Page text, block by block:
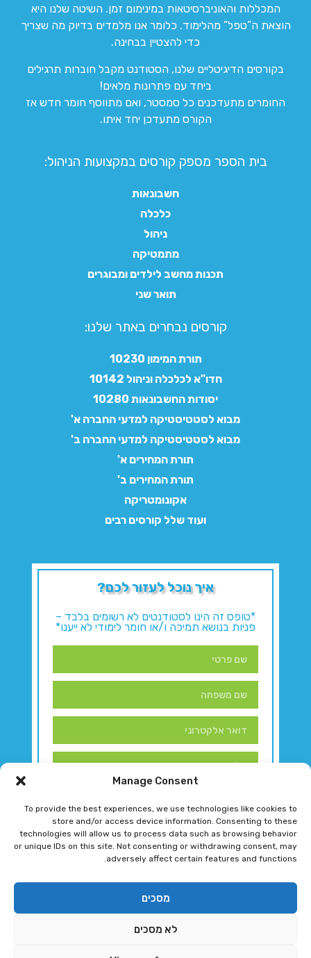
Manage Consent
To provide the best experiences, we use technologies like cookies to
store and/or access device information. Consenting to these
technologies will allow us to process data such as browsing behavior
or unique IDs on this site. Not consenting or withdrawing consent, may
adversely affect certain features and functions.
מסכים
לא מסכים
המכללות והאוניברסיטאות במינימום זמן. השיטה שלנו היא
הוצאת ה”טפל” מהלימוד. כלומר אנו מלמדים בדיוק מה שצריך
כדי להצטיין בבחינה.
בקורסים הדיגיטליים שלנו, הסטודנט מקבל חוברות תרגילים
ביחד עם פתרונות מלאים!
החומרים מתעדכנים כל סמסטר, ואם מתווסף חומר חדש אז
הקורס מתעדכן יחד איתו.
בית הספר מספק קורסים במקצועות הניהול:
חשבונאות
כלכלה
ניהול
מתמטיקה
תכנות מחשב לילדים ומבוגרים
תואר שני
קורסים נבחרים באתר שלנו:​
תורת המימון 10230
חדו"א לכלכלה וניהול 10142
יסודות החשבונאות 10280
מבוא לסטטיסטיקה למדעי החברה א'
מבוא לסטטיסטיקה למדעי החברה ב'
תורת המחירים א'
תורת המחירים ב'
אקונומטריקה
ועוד שלל קורסים רבים
איך נוכל לעזור לכם?
*טופס זה הינו לסטודנטים לא רשומים בלבד –
פניות בנושא תמיכה ו/או חומר לימודי לא ייענו*